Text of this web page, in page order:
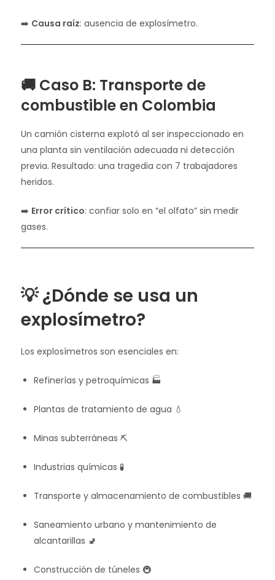
➡️ Causa raíz: ausencia de explosímetro.
🚚 Caso B: Transporte de
combustible en Colombia
Un camión cisterna explotó al ser inspeccionado en
una planta sin ventilación adecuada ni detección
previa. Resultado: una tragedia con 7 trabajadores
heridos.
➡️ Error crítico: confiar solo en “el olfato” sin medir
gases.
💡 ¿Dónde se usa un
explosímetro?
Los explosímetros son esenciales en:
Refinerías y petroquímicas 🏭
Plantas de tratamiento de agua 💧
Minas subterráneas ⛏️
Industrias químicas 🧪
Transporte y almacenamiento de combustibles 🚚
Saneamiento urbano y mantenimiento de
alcantarillas 🚽
Construcción de túneles 🚇